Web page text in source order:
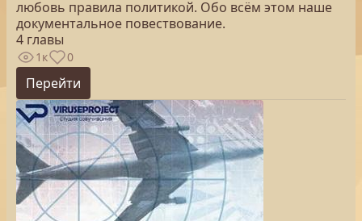
любовь правила политикой. Обо всём этом наше
документальное повествование.
4 главы
1к 0
Перейти